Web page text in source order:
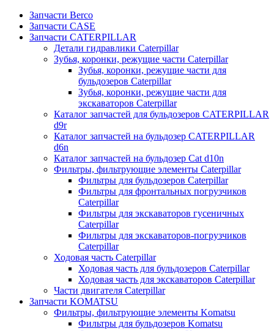
Запчасти Berco
Запчасти CASE
Запчасти CATERPILLAR
Детали гидравлики Caterpillar
Зубья, коронки, режущие части Caterpillar
Зубья, коронки, режущие части для
бульдозеров Caterpillar
Зубья, коронки, режущие части для
экскаваторов Caterpillar
Каталог запчастей для бульдозеров CATERPILLAR
d9r
Каталог запчастей на бульдозер CATERPILLAR
d6n
Каталог запчастей на бульдозер Сat d10n
Фильтры, фильтрующие элементы Caterpillar
Фильтры для бульдозеров Caterpillar
Фильтры для фронтальных погрузчиков
Caterpillar
Фильтры для экскаваторов гусеничных
Caterpillar
Фильтры для экскаваторов-погрузчиков
Caterpillar
Ходовая часть Caterpillar
Ходовая часть для бульдозеров Caterpillar
Ходовая часть для экскаваторов Caterpillar
Части двигателя Caterpillar
Запчасти KOMATSU
Фильтры, фильтрующие элементы Komatsu
Фильтры для бульдозеров Komatsu